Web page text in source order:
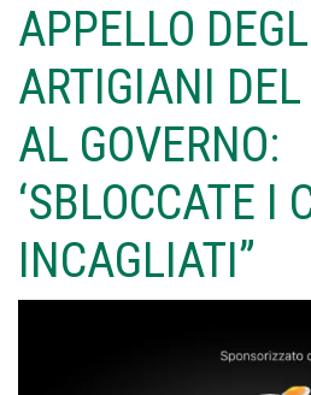
APPELLO
ARTIGIANI
AL GOVERNO:
‘SBLOCCATE I
INCAGLIATI”